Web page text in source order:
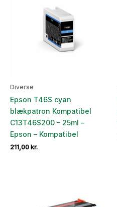
Diverse
Epson T46S cyan
blækpatron Kompatibel
C13T46S200 – 25ml –
Epson – Kompatibel
211,00 kr.